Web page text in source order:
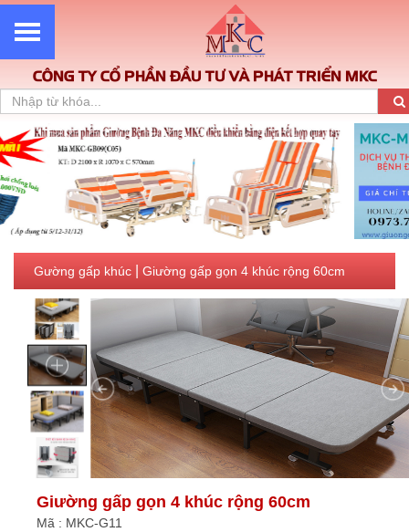
CÔNG TY CỔ PHẦN ĐẦU TƯ VÀ PHÁT TRIỂN MKC
Gường gấp khúc Giường gấp gọn 4 khúc rộng 60cm
Giường gấp gọn 4 khúc rộng 60cm
Mã : MKC-G11